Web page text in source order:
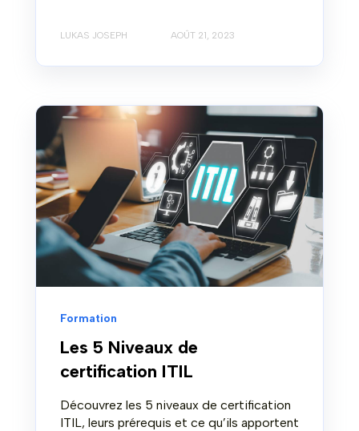
LUKAS JOSEPH AOÛT 21, 2023
Formation
Les 5 Niveaux de
certification ITIL
Découvrez les 5 niveaux de certification
ITIL, leurs prérequis et ce qu’ils apportent